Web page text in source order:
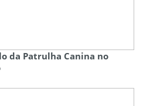
da Patrulha Canina no